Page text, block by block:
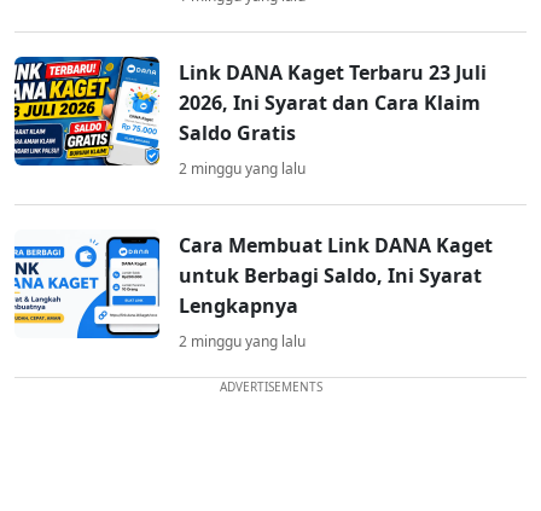
Link DANA Kaget Terbaru 23 Juli
2026, Ini Syarat dan Cara Klaim
Saldo Gratis
2 minggu yang lalu
Cara Membuat Link DANA Kaget
untuk Berbagi Saldo, Ini Syarat
Lengkapnya
2 minggu yang lalu
ADVERTISEMENTS